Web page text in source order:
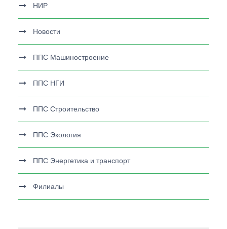
НИР
Новости
ППС Машиностроение
ППС НГИ
ППС Строительство
ППС Экология
ППС Энергетика и транспорт
Филиалы